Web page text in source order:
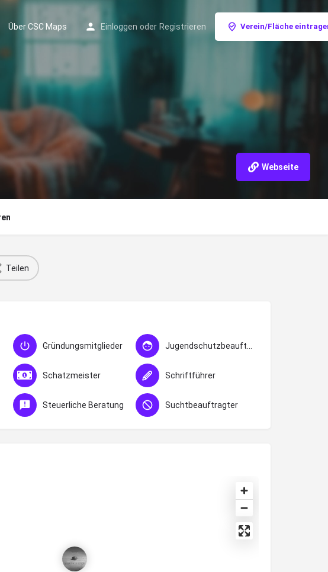
Über CSC Maps Einloggen oder Registrieren Verein/Fläche
Webseite
Teilen
Gründungsmitglieder
Schatzmeister Schriftführer
Steuerliche Beratung Suchtbeauftragter